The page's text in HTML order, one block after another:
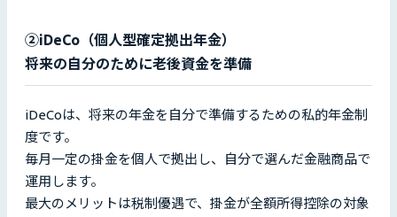
②iDeCo（個人型確定拠出年金）
将来の自分のために老後資金を準備
iDeCoは、将来の年金を自分で準備するための私的年金制
度です。
毎月一定の掛金を個人で拠出し、自分で選んだ金融商品で
運用します。
最大のメリットは税制優遇で、掛金が全額所得控除の対象